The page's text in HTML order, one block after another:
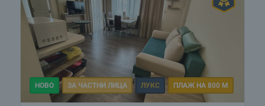
НОВО ЗА ЧАСТНИ ЛИЦА ЛУКС ПЛАЖ НА 800 М